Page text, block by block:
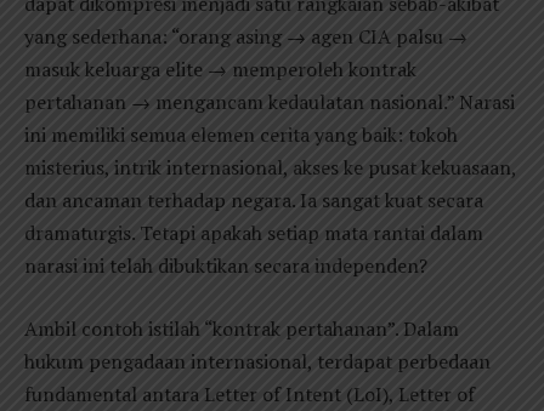
yang sederhana: “orang asing → agen CIA palsu →
masuk keluarga elite → memperoleh kontrak
pertahanan → mengancam kedaulatan nasional.” Narasi
ini memiliki semua elemen cerita yang baik: tokoh
misterius, intrik internasional, akses ke pusat kekuasaan,
dan ancaman terhadap negara. Ia sangat kuat secara
dramaturgis. Tetapi apakah setiap mata rantai dalam
narasi ini telah dibuktikan secara independen?
Ambil contoh istilah “kontrak pertahanan”. Dalam
hukum pengadaan internasional, terdapat perbedaan
fundamental antara Letter of Intent (LoI), Letter of